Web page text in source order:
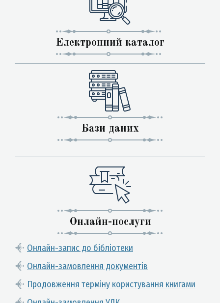
Електронний каталог
Бази даних
Онлайн-послуги
Онлайн-запис до бібліотеки
Онлайн-замовлення документів
Продовження терміну користування книгами